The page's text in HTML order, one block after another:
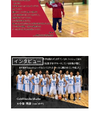
インタビュー